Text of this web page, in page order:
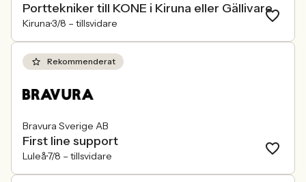
Porttekniker till KONE i Kiruna eller Gällivare
Kiruna3/8 – tillsvidare
Rekommenderat
Bravura Sverige AB
First line support
Luleå7/8 – tillsvidare